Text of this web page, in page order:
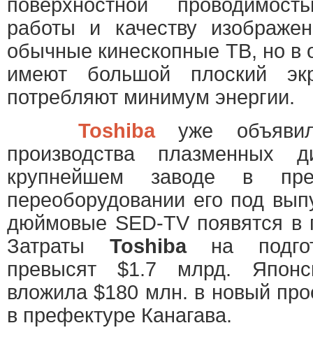
поверхностной
работы и качеству
обычные кинескопные ТВ, но в
имеют большой плоский
потребляют минимум энергии.
Toshibaуже
производства плазменных
крупнейшем заводе в
переоборудовании его под
дюймовые SED-TV появятся в
Затраты Toshiba на
превысят $1.7 млрд.
вложила $180 млн. в новый
в префектуре Канагава.